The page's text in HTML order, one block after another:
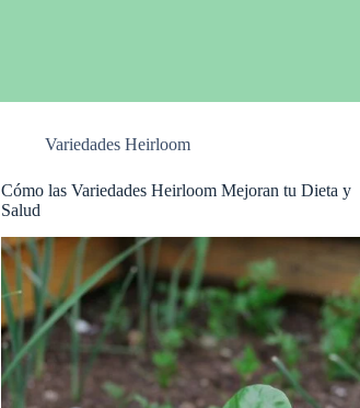
Variedades Heirloom
Cómo las Variedades Heirloom Mejoran tu Dieta y
Salud